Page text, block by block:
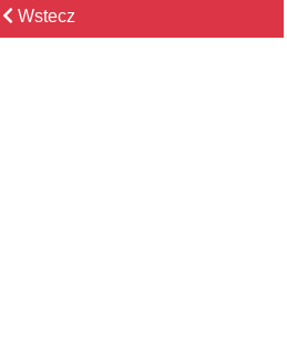
Wstecz